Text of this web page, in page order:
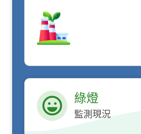
綠燈
綠燈
監測現況